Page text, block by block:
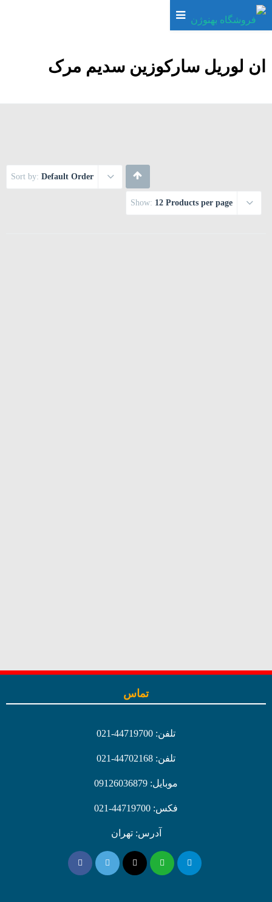
ان لوریل سارکوزین سدیم مرک
Sort by: Default Order
Show: 12 Products per page
تماس
تلفن: 44719700-021
تلفن: 44702168-021
موبایل: 09126036879
فکس: 44719700-021
آدرس: تهران